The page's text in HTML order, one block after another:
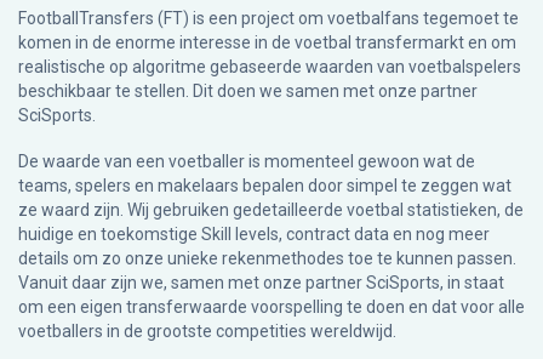
FootballTransfers (FT) is een project om voetbalfans tegemoet te
komen in de enorme interesse in de voetbal transfermarkt en om
realistische op algoritme gebaseerde waarden van voetbalspelers
beschikbaar te stellen. Dit doen we samen met onze partner
SciSports
De waarde van een voetballer is momenteel gewoon wat de
teams, spelers en makelaars bepalen door simpel te zeggen wat
ze waard zijn. Wij gebruiken gedetailleerde voetbal statistieken, de
huidige en toekomstige Skill levels, contract data en nog meer
details om zo onze unieke rekenmethodes toe te kunnen passen.
Vanuit daar zijn we, samen met onze partner SciSports, in staat
om een eigen transferwaarde voorspelling te doen en dat voor alle
voetballers in de grootste competities wereldwijd.